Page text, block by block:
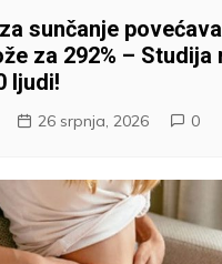
sunčanje
za 292% – Studija
ljudi!
26 srpnja, 2026 0